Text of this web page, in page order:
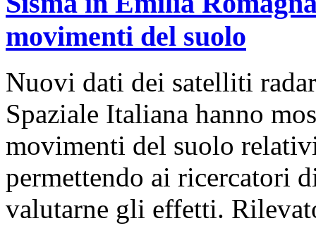
movimenti del suolo
Nuovi dati dei satelliti
Spaziale Italiana hanno
movimenti del suolo
permettendo ai ricercatori
valutarne gli effetti.